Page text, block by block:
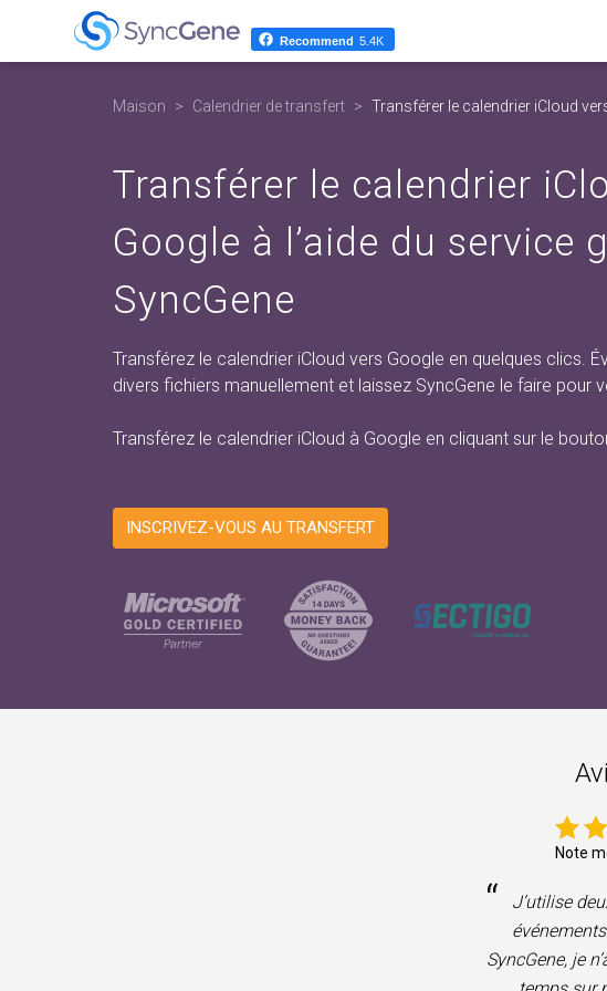
Maison Calendrier de transfert Transférer le calendrier iCloud
Transférer le calendrier
Google à l’aide du service
SyncGene
Transférez le calendrier iCloud vers Google en quelques clics.
divers fichiers manuellement et laissez SyncGene le faire pour
Transférez le calendrier iCloud à Google en cliquant sur le
INSCRIVEZ-VOUS AU TRANSFERT
Note
“
J’utilise
SyncGene, je
Recommend 5.4K